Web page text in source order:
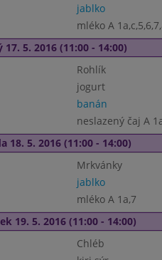
jablko
mléko A
17. 5. 2016 (11:00 - 14:00)
Rohlík
jogurt
banán
neslazený čaj A
18. 5. 2016 (11:00 - 14:00)
Mrkvánky
jablko
mléko A 1a,7
19. 5. 2016 (11:00 - 14:00)
Chléb